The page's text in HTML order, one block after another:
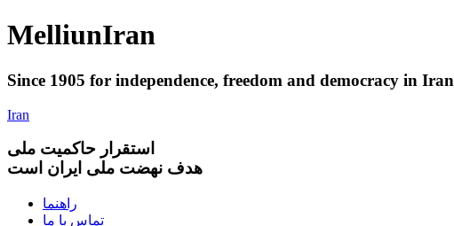
MelliunIran
Since 1905 for independence, freedom and democracy in Iran
Iran
استقرار حاکميت ملی
هدف نهضت ملی ایران است
راهنما
تماس با ما